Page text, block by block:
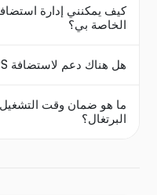
الخاصة بي؟
هل هناك دعم لاستضافة UltaHost Portugal VPS؟
البرتغال؟